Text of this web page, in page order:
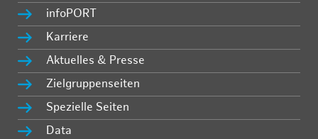
infoPORT
Karriere
Aktuelles & Presse
Zielgruppenseiten
Spezielle Seiten
Data